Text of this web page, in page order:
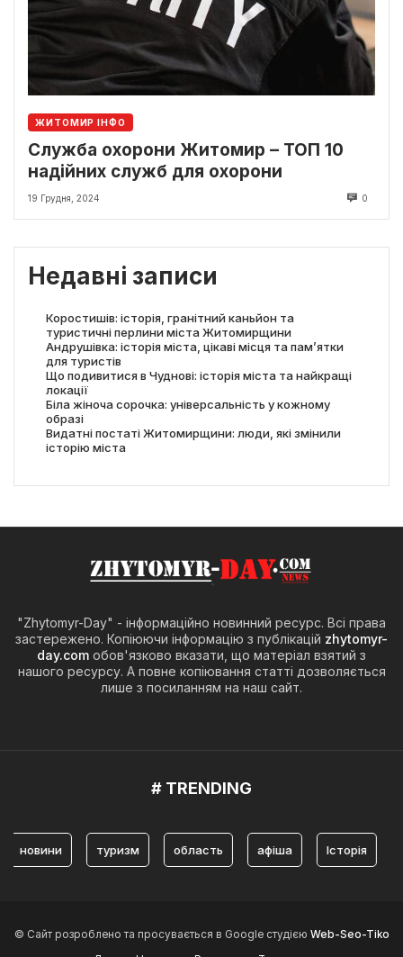
ЖИТОМИР ІНФО
Служба охорони Житомир – ТОП 10
надійних служб для охорони
19 Грудня, 2024 0
Недавні записи
Коростишів: історія, гранітний каньйон та
туристичні перлини міста Житомирщини
Андрушівка: історія міста, цікаві місця та пам’ятки
для туристів
Що подивитися в Чуднові: історія міста та найкращі
локації
Біла жіноча сорочка: універсальність у кожному
образі
Видатні постаті Житомирщини: люди, які змінили
історію міста
"Zhytomyr-Day" - інформаційно новинний ресурс. Всі права
застережено. Копіюючи інформацію з публікацій zhytomyr-
day.com обов'язково вказати, що матеріал взятий з
нашого ресурсу. А повне копіювання статті дозволяється
лише з посиланням на наш сайт.
# TRENDING
туризм область афіша Історія
© Сайт розроблено та просувається в Google студією Web-Seo-Tiko